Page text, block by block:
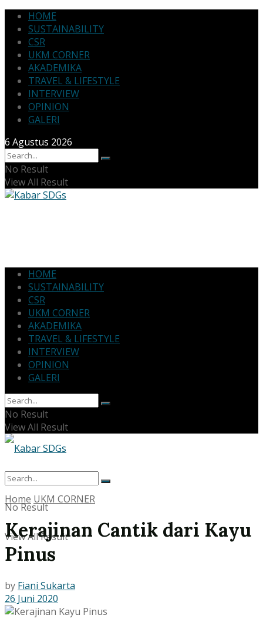
HOME
SUSTAINABILITY
CSR
UKM CORNER
AKADEMIKA
TRAVEL & LIFESTYLE
INTERVIEW
OPINION
GALERI
6 Agustus 2026
No Result
View All Result
HOME
SUSTAINABILITY
CSR
UKM CORNER
AKADEMIKA
TRAVEL & LIFESTYLE
INTERVIEW
OPINION
GALERI
No Result
View All Result
No Result
View All Result
Home UKM CORNER
Kerajinan Cantik dari Kayu
Pinus
by Fiani Sukarta
26 Juni 2020